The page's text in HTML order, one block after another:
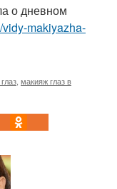
о дневном
makiyazha-
макияж глаз в